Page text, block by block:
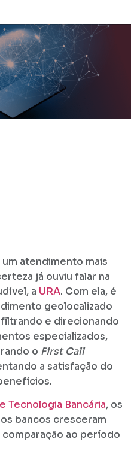
atendimento mais
já ouviu falar na
a URA. Com ela, é
geolocalizado
e direcionando
especializados,
o First Call
a satisfação do
Tecnologia Bancária, os
bancos cresceram
comparação ao período